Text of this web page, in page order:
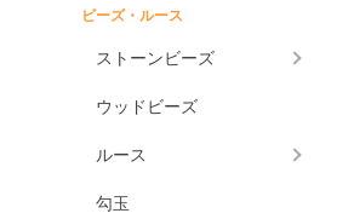
ビーズ・ルース
ストーンビーズ
ウッドビーズ
ルース
勾玉